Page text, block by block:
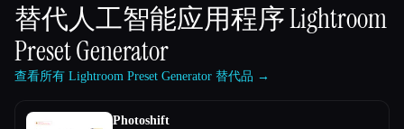
替代人工智能应用程序Lightroom
Preset Generator
查看所有 Lightroom Preset Generator 替代品 →
Photoshift